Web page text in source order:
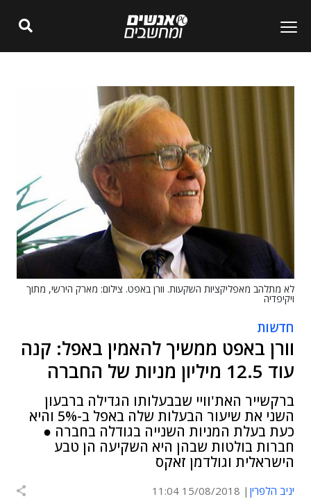
לא מתלהב מאפליקציות השקעות. וורן באפט. צילום: מארק הירשי, מתוך
ויקיפדיה
חדשות
וורן באפט ממשיך להאמין באפל: קנה
עוד 12.5 מיליון מניות של החברה
ברקשייר האת'וויי שבבעלותו הגדילה ברבעון
השני את שיעור הבעלות שלה באפל ב-5% והיא
כעת בעלת המניות השנייה בגודלה בחברה ●
חברות בולטות שבהן היא השקיעה הן טבע
הישראלית וגולדמן זאקס
יניב הלפרין 15/08/2018 11:04